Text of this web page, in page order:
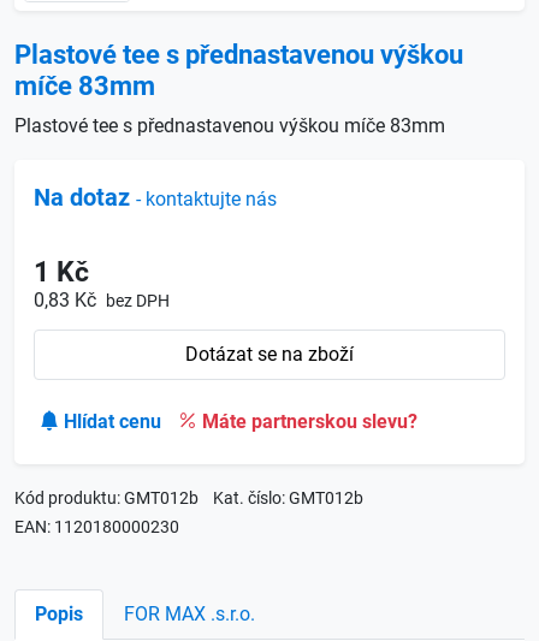
Plastové tee s přednastavenou výškou
míče 83mm
Plastové tee s přednastavenou výškou míče 83mm
Na dotaz - kontaktujte nás
1 Kč
0,83 Kč bez DPH
Dotázat se na zboží
Hlídat cenu Máte partnerskou slevu?
Kód produktu: GMT012b
Kat. číslo: GMT012b
EAN: 1120180000230
Popis FOR MAX .s.r.o.